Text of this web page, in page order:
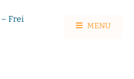
MENU